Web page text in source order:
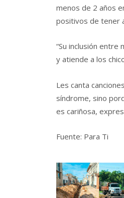
menos de 2 años
positivos de tener
“Su inclusión entre
y atiende a los
Les canta
síndrome, sino
es cariñosa,
Fuente: Para Ti